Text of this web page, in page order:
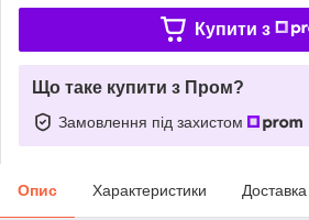
Купити з
Що таке купити з Пром?
Замовлення під захистом
Опис Характеристики Доставка